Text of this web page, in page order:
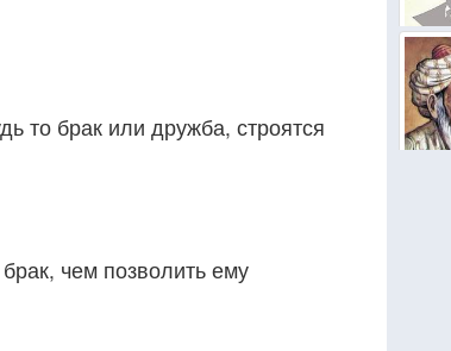
то брак или дружба, строятся
чем позволить ему